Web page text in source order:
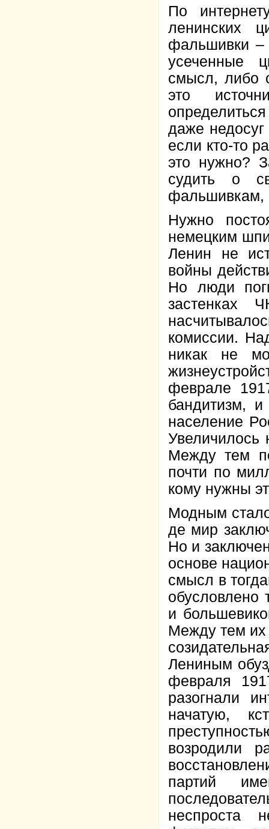
По
ленинских
фальшивки –
усеченные
смысл, либо
это
даже
если кто-то
это нужно?
судить о
фальшивкам,
Нужно
немецким
Ленин не
войны
Но люди
застенках
комиссии.
никак не
феврале
бандитизм, и
население
Увеличилось
Между тем
почти по
кому нужны
Модным
де мир
Но и
основе
смысл в
обусловлено
и
Между тем их
Лениным
февраля
разогнали
начатую,
возродили
партий
неспроста